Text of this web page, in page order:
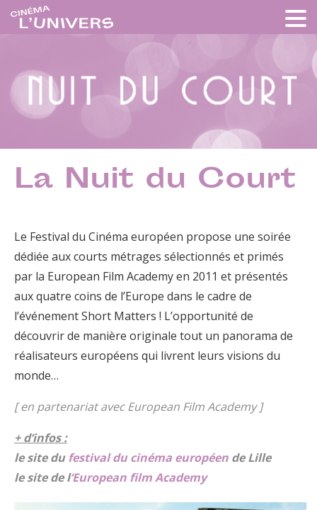
La Nuit du Court
Le Festival du Cinéma européen propose une soirée
dédiée aux courts métrages sélectionnés et primés
par la European Film Academy en 2011 et présentés
aux quatre coins de l’Europe dans le cadre de
l’événement Short Matters ! L’opportunité de
découvrir de manière originale tout un panorama de
réalisateurs européens qui livrent leurs visions du
monde…
[ en partenariat avec European Film Academy ]
+ d’infos :
le site dufestival du cinéma européen de Lille
le site de l‘European film Academy